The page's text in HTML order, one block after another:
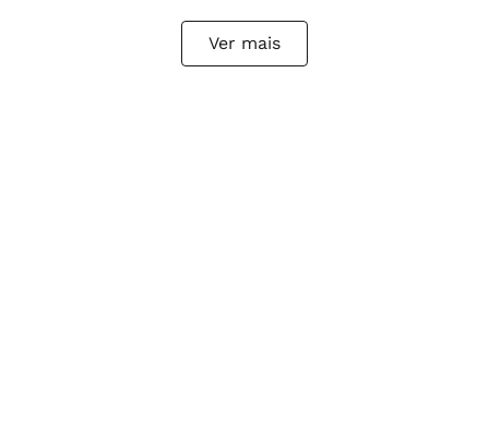
Ver mais